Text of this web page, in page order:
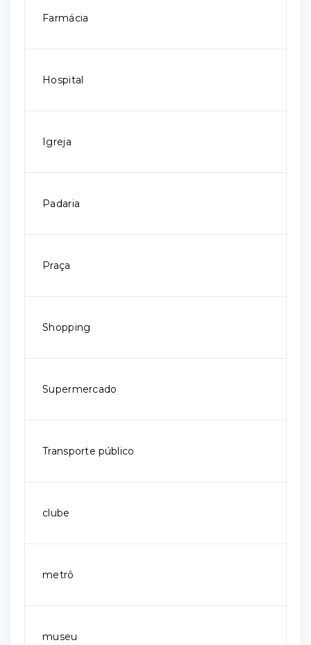
Farmácia
Hospital
Igreja
Padaria
Praça
Shopping
Supermercado
Transporte público
clube
metrô
museu